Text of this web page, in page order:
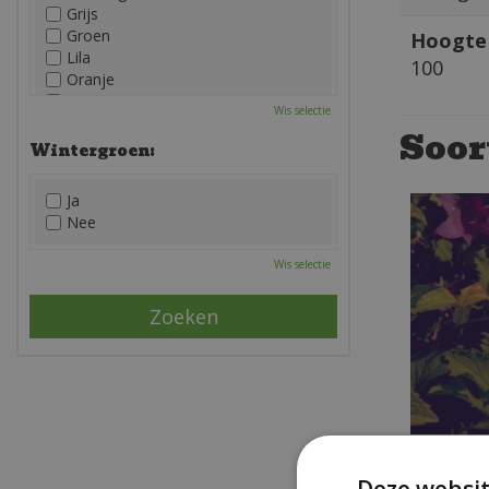
Hoogte
100
Grijs
Groen
Lila
Oranje
Roze
Wis selectie
Wintergroen:
Ja
Nee
Wis selectie